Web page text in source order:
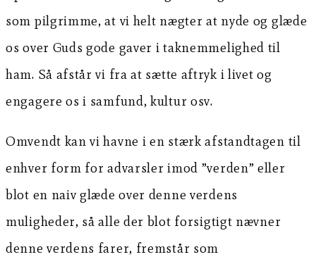
som pilgrimme, at vi helt nægter at nyde og glæde
os over Guds gode gaver i taknemmelighed til
ham. Så afstår vi fra at sætte aftryk i livet og
engagere os i samfund, kultur osv.
Omvendt kan vi havne i en stærk afstandtagen til
enhver form for advarsler imod ”verden” eller
blot en naiv glæde over denne verdens
muligheder, så alle der blot forsigtigt nævner
denne verdens farer, fremstår som